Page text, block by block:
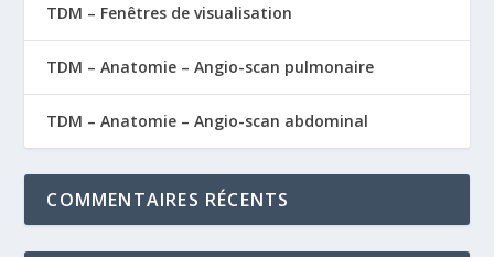
TDM – Fenêtres de visualisation
TDM – Anatomie – Angio-scan pulmonaire
TDM – Anatomie – Angio-scan abdominal
COMMENTAIRES RÉCENTS